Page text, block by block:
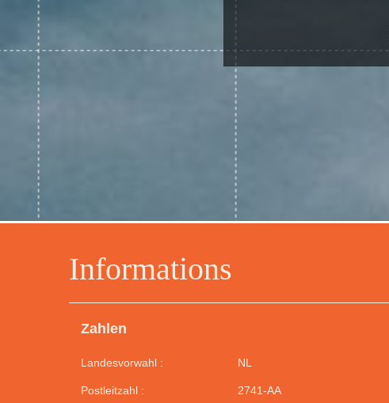
Informations
Zahlen
Landesvorwahl : NL
Postleitzahl : 2741-AA